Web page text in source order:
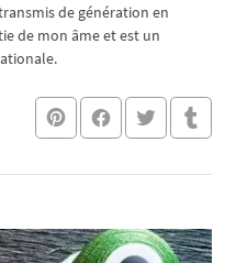
de génération en
de mon âme et est un